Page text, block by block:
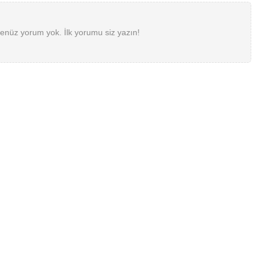
yorum yok. İlk yorumu siz yazın!